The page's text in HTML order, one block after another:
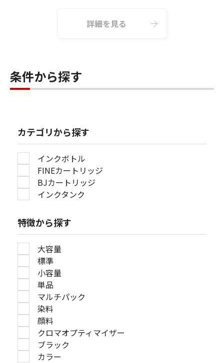
詳細を見る
条件から探す
カテゴリから探す
インクボトル
FINEカートリッジ
BJカートリッジ
インクタンク
特徴から探す
大容量
標準
小容量
単品
マルチパック
染料
顔料
クロマオプティマイザー
ブラック
カラー